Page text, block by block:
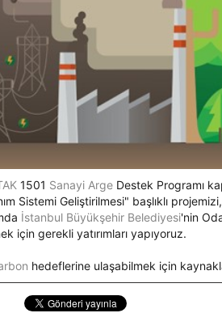
1501 Sanayi Arge Destek Programı
Sistemi Geliştirilmesi" başlıklı
İstanbul Büyükşehir Belediyesi'nin
için gerekli yatırımları yapıyoruz.
hedeflerine ulaşabilmek için